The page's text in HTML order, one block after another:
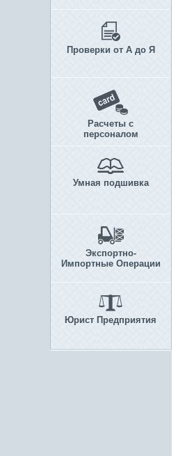
Проверки от А до Я
Расчеты с
персоналом
Умная подшивка
Экспортно-
Импортные Операции
Юрист Предприятия